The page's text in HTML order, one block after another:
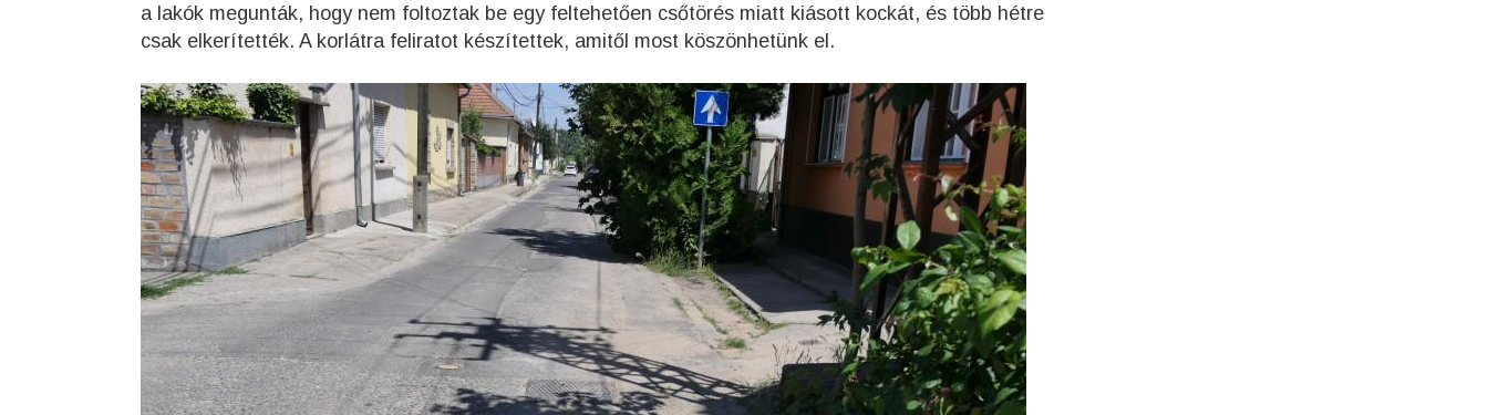
a lakók megunták, hogy nem foltoztak be egy feltehetően csőtörés miatt kiásott kockát, és több hétre
csak elkerítették. A korlátra feliratot készítettek, amitől most köszönhetünk el.